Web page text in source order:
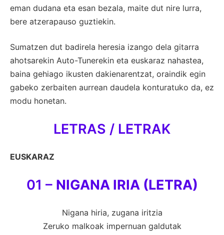
eman dudana eta esan bezala, maite dut nire lurra,
bere atzerapauso guztiekin.
Sumatzen dut badirela heresia izango dela gitarra
ahotsarekin Auto-Tunerekin eta euskaraz nahastea,
baina gehiago ikusten dakienarentzat, oraindik egin
gabeko zerbaiten aurrean daudela konturatuko da, ez
modu honetan.
LETRAS / LETRAK
EUSKARAZ
01 – NIGANA IRIA (LETRA)
Nigana hiria, zugana iritzia
Zeruko malkoak impernuan galdutak